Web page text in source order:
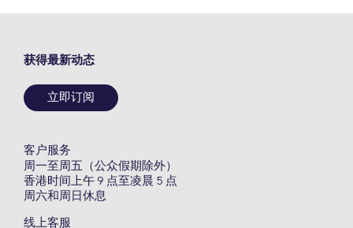
获得最新动态
立即订阅
客户服务
周一至周五（公众假期除外）
香港时间上午 9 点至凌晨 5 点
周六和周日休息
线上客服